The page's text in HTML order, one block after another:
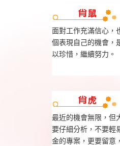
面對工作充滿信心，
個表現自己的機會，
以珍惜，繼續努力。
最近的機會無限，但
要仔細分析，不要輕
金的專案，更要留意